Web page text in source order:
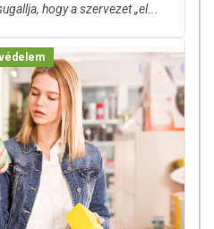
hogy a szervezet „el...